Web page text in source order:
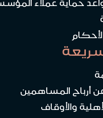
حماية عملاء
عن أرباح المساهمين
والأوقاف